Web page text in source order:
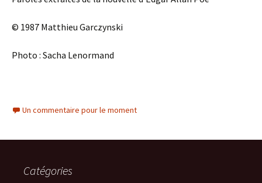
© 1987 Matthieu Garczynski
Photo : Sacha Lenormand
Un commentaire pour le moment
Catégories